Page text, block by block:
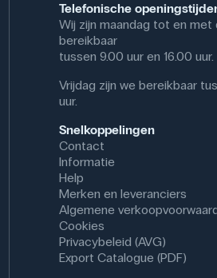
Telefonische
Wij zijn maandag tot en met
bereikbaar
tussen 9.00 uur en 16.00 uur.
Vrijdag zijn we bereikbaar
uur.
Snelkoppelingen
Contact
Informatie
Help
Merken en leveranciers
Algemene
Cookies
Privacybeleid (AVG)
Export Catalogue (PDF)